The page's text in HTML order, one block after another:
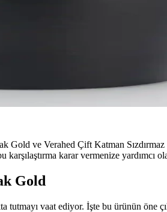
ve Verahed Çift Katman
karar vermenize yardımcı
Gold
tutmayı vaat ediyor. İşte bu ürünün öne